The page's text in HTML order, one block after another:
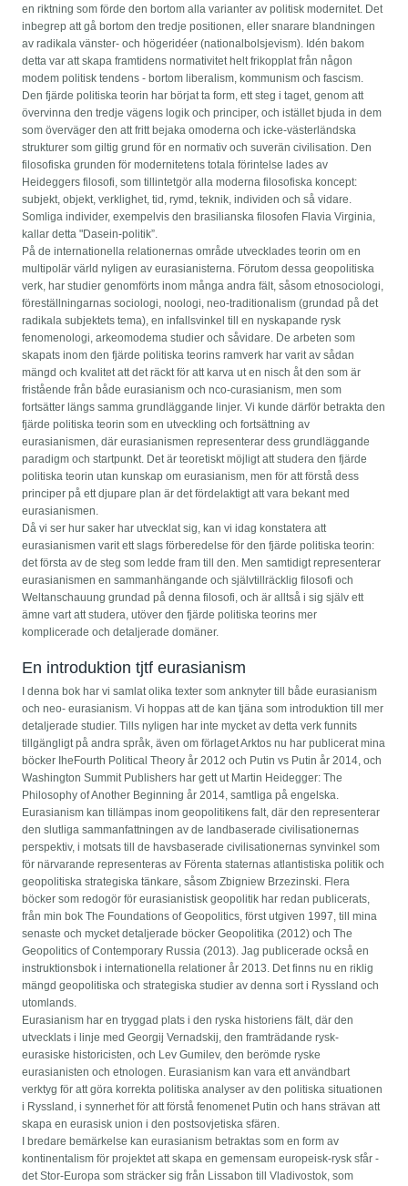
en riktning som förde den bortom alla varianter av politisk modernitet. Det
inbegrep att gå bortom den tredje positionen, eller snarare blandningen
av radikala vänster- och högeridéer (nationalbolsjevism). Idén bakom
detta var att skapa framtidens normativitet helt frikopplat från någon
modem politisk tendens - bortom liberalism, kommunism och fascism.
Den fjärde politiska teorin har börjat ta form, ett steg i taget, genom att
övervinna den tredje vägens logik och principer, och istället bjuda in dem
som överväger den att fritt bejaka omoderna och icke-västerländska
strukturer som giltig grund för en normativ och suverän civilisation. Den
filosofiska grunden för modernitetens totala förintelse lades av
Heideggers filosofi, som tillintetgör alla moderna filosofiska koncept:
subjekt, objekt, verklighet, tid, rymd, teknik, individen och så vidare.
Somliga individer, exempelvis den brasilianska filosofen Flavia Virginia,
kallar detta "Dasein-politik”.
På de internationella relationernas område utvecklades teorin om en
multipolär värld nyligen av eurasianisterna. Förutom dessa geopolitiska
verk, har studier genomförts inom många andra fält, såsom etnosociologi,
föreställningarnas sociologi, noologi, neo-traditionalism (grundad på det
radikala subjektets tema), en infallsvinkel till en nyskapande rysk
fenomenologi, arkeomodema studier och såvidare. De arbeten som
skapats inom den fjärde politiska teorins ramverk har varit av sådan
mängd och kvalitet att det räckt för att karva ut en nisch åt den som är
fristående från både eurasianism och nco-curasianism, men som
fortsätter längs samma grundläggande linjer. Vi kunde därför betrakta den
fjärde politiska teorin som en utveckling och fortsättning av
eurasianismen, där eurasianismen representerar dess grundläggande
paradigm och startpunkt. Det är teoretiskt möjligt att studera den fjärde
politiska teorin utan kunskap om eurasianism, men för att förstå dess
principer på ett djupare plan är det fördelaktigt att vara bekant med
eurasianismen.
Då vi ser hur saker har utvecklat sig, kan vi idag konstatera att
eurasianismen varit ett slags förberedelse för den fjärde politiska teorin:
det första av de steg som ledde fram till den. Men samtidigt representerar
eurasianismen en sammanhängande och självtillräcklig filosofi och
Weltanschauung grundad på denna filosofi, och är alltså i sig själv ett
ämne vart att studera, utöver den fjärde politiska teorins mer
komplicerade och detaljerade domäner.
En introduktion tjtf eurasianism
I denna bok har vi samlat olika texter som anknyter till både eurasianism
och neo- eurasianism. Vi hoppas att de kan tjäna som introduktion till mer
detaljerade studier. Tills nyligen har inte mycket av detta verk funnits
tillgängligt på andra språk, även om förlaget Arktos nu har publicerat mina
böcker IheFourth Political Theory år 2012 och Putin vs Putin år 2014, och
Washington Summit Publishers har gett ut Martin Heidegger: The
Philosophy of Another Beginning år 2014, samtliga på engelska.
Eurasianism kan tillämpas inom geopolitikens falt, där den representerar
den slutliga sammanfattningen av de landbaserade civilisationernas
perspektiv, i motsats till de havsbaserade civilisationernas synvinkel som
för närvarande representeras av Förenta staternas atlantistiska politik och
geopolitiska strategiska tänkare, såsom Zbigniew Brzezinski. Flera
böcker som redogör för eurasianistisk geopolitik har redan publicerats,
från min bok The Foundations of Geopolitics, först utgiven 1997, till mina
senaste och mycket detaljerade böcker Geopolitika (2012) och The
Geopolitics of Contemporary Russia (2013). Jag publicerade också en
instruktionsbok i internationella relationer år 2013. Det finns nu en riklig
mängd geopolitiska och strategiska studier av denna sort i Ryssland och
utomlands.
Eurasianism har en tryggad plats i den ryska historiens fält, där den
utvecklats i linje med Georgij Vernadskij, den framträdande rysk-
eurasiske historicisten, och Lev Gumilev, den berömde ryske
eurasianisten och etnologen. Eurasianism kan vara ett användbart
verktyg för att göra korrekta politiska analyser av den politiska situationen
i Ryssland, i synnerhet för att förstå fenomenet Putin och hans strävan att
skapa en eurasisk union i den postsovjetiska sfären.
I bredare bemärkelse kan eurasianism betraktas som en form av
kontinentalism för projektet att skapa en gemensam europeisk-rysk sfår -
det Stor-Europa som sträcker sig från Lissabon till Vladivostok, som